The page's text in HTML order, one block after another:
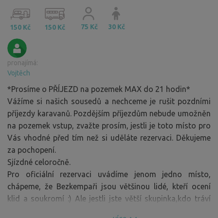
150 Kč 150 Kč 75 Kč 30 Kč
pronajímá:
Vojtěch
*Prosíme o PŘÍJEZD na pozemek MAX do 21 hodin*
Vážíme si našich sousedů a nechceme je rušit pozdními
příjezdy karavanů. Pozdějším příjezdům nebude umožněn
na pozemek vstup, zvažte prosím, jestli je toto místo pro
Vás vhodné před tím než si uděláte rezervaci. Děkujeme
za pochopení.
Sjízdné celoročně.
Pro oficiální rezervaci uvádíme jenom jedno místo,
chápeme, že Bezkempaři jsou většinou lidé, kteří ocení
klid a soukromí :) Ale jestli jste větší skupinka,kdo tráví